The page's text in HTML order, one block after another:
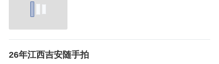
26年江西吉安随手拍